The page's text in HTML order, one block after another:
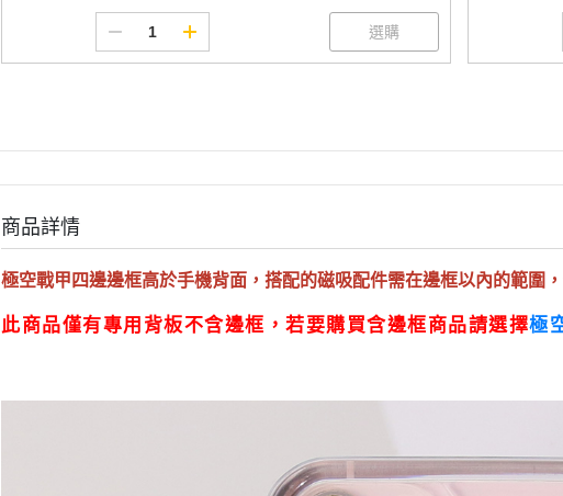
商品詳情
極空戰甲四邊邊框高於手機背面，搭配的磁吸配件需在邊框以內的範圍
此商品僅有專用背板不含邊框，若要購買含邊框商品請選擇極